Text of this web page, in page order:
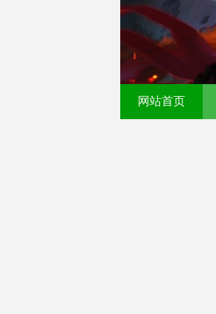
传奇发布
网站首页